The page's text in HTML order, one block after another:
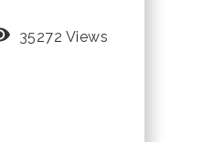
35272 Views